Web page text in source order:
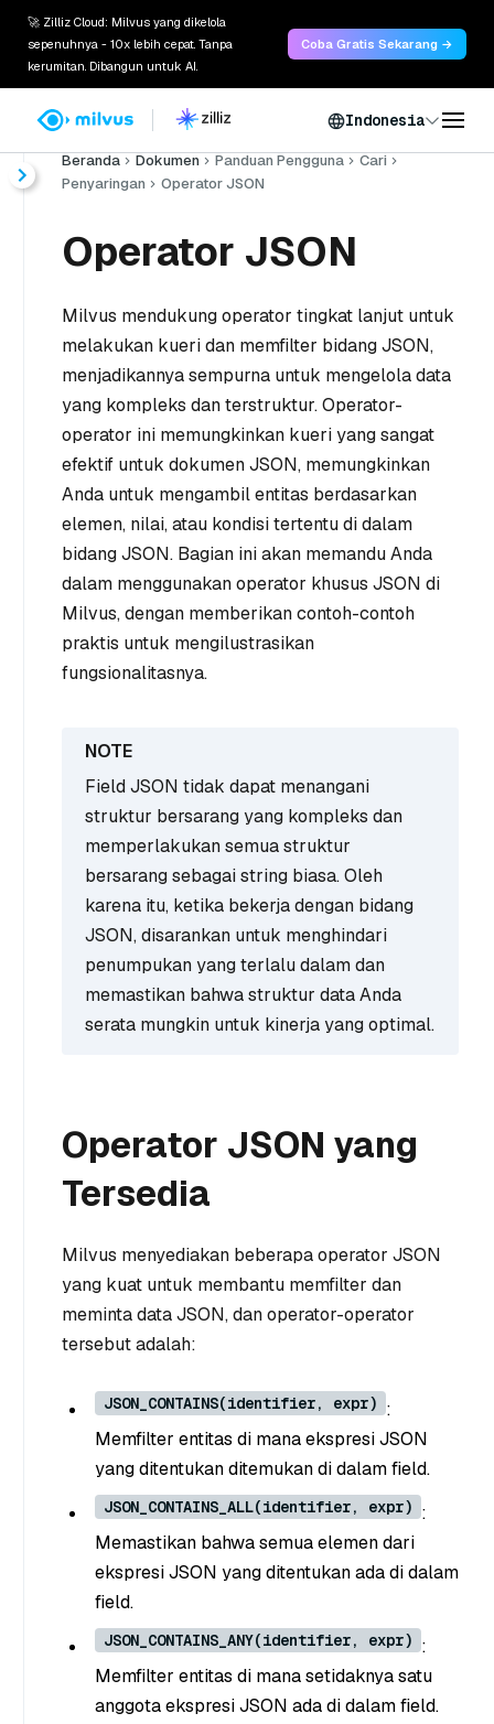
🚀 Zilliz Cloud: Milvus yang dikelola
sepenuhnya - 10x lebih cepat. Tanpa
kerumitan. Dibangun untuk AI.
Coba Gratis Sekarang →
Indonesia
Beranda Dokumen Panduan Pengguna
Cari
Penyaringan
Operator JSON
Operator JSON
Milvus mendukung operator tingkat lanjut untuk
melakukan kueri dan memfilter bidang JSON,
menjadikannya sempurna untuk mengelola data
yang kompleks dan terstruktur. Operator-
operator ini memungkinkan kueri yang sangat
efektif untuk dokumen JSON, memungkinkan
Anda untuk mengambil entitas berdasarkan
elemen, nilai, atau kondisi tertentu di dalam
bidang JSON. Bagian ini akan memandu Anda
dalam menggunakan operator khusus JSON di
Milvus, dengan memberikan contoh-contoh
praktis untuk mengilustrasikan
fungsionalitasnya.
Field JSON tidak dapat menangani
struktur bersarang yang kompleks dan
memperlakukan semua struktur
bersarang sebagai string biasa. Oleh
karena itu, ketika bekerja dengan bidang
JSON, disarankan untuk menghindari
penumpukan yang terlalu dalam dan
memastikan bahwa struktur data Anda
serata mungkin untuk kinerja yang optimal.
Operator JSON yang
Tersedia
Milvus menyediakan beberapa operator JSON
yang kuat untuk membantu memfilter dan
meminta data JSON, dan operator-operator
tersebut adalah:
JSON_CONTAINS(identifier, expr) :
Memfilter entitas di mana ekspresi JSON
yang ditentukan ditemukan di dalam field.
JSON_CONTAINS_ALL(identifier, expr) :
Memastikan bahwa semua elemen dari
ekspresi JSON yang ditentukan ada di dalam
field.
JSON_CONTAINS_ANY(identifier, expr) :
Memfilter entitas di mana setidaknya satu
anggota ekspresi JSON ada di dalam field.